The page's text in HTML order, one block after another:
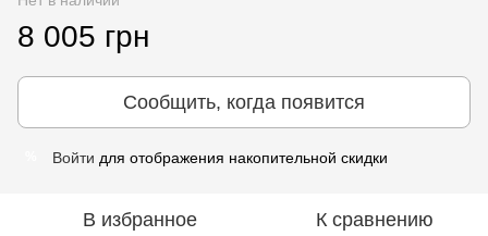
8 005 грн
Сообщить, когда появится
Войти для отображения накопительной скидки
В избранное К сравнению